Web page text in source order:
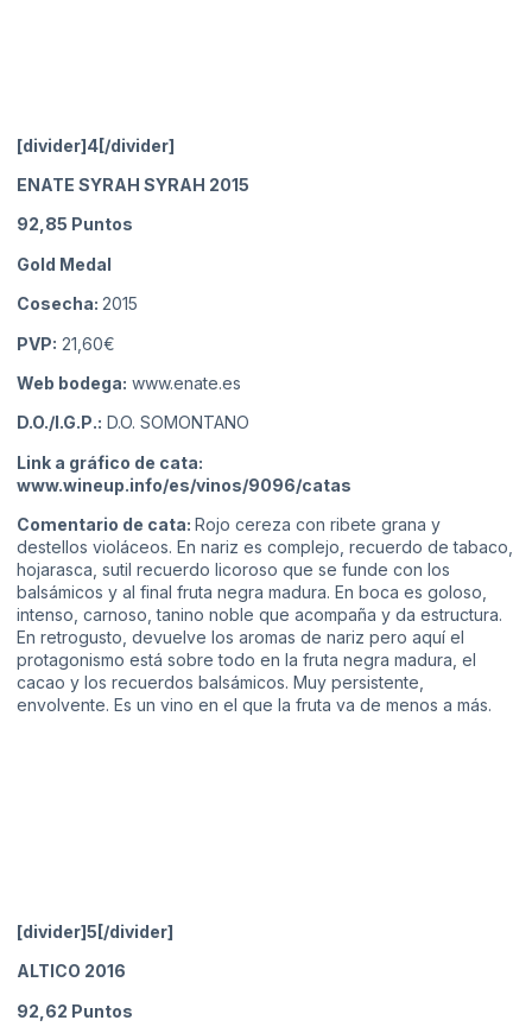
[divider]4[/divider]
ENATE SYRAH SYRAH 2015
92,85 Puntos
Gold Medal
Cosecha: 2015
PVP: 21,60€
Web bodega: www.enate.es
D.O./I.G.P.: D.O. SOMONTANO
Link a gráfico de cata:
www.wineup.info/es/vinos/9096/catas
Comentario de cata: Rojo cereza con ribete grana y
destellos violáceos. En nariz es complejo, recuerdo de tabaco,
hojarasca, sutil recuerdo licoroso que se funde con los
balsámicos y al final fruta negra madura. En boca es goloso,
intenso, carnoso, tanino noble que acompaña y da estructura.
En retrogusto, devuelve los aromas de nariz pero aquí el
protagonismo está sobre todo en la fruta negra madura, el
cacao y los recuerdos balsámicos. Muy persistente,
envolvente. Es un vino en el que la fruta va de menos a más.
[divider]5[/divider]
ALTICO 2016
92,62 Puntos